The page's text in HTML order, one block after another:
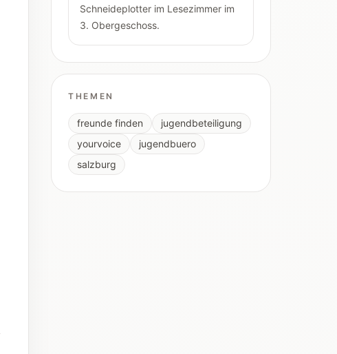
Schneideplotter im Lesezimmer im
3. Obergeschoss.
THEMEN
freunde finden
jugendbeteiligung
yourvoice
jugendbuero
salzburg